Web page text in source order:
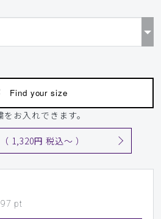
Find your size
お入れできます。
1,320円 税込〜 ）
pt